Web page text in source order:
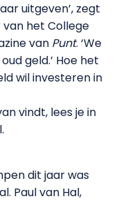
uitgeven’, zegt
het College
van Punt. ‘We
geld.’ Hoe het
wil investeren in
vindt, lees je in
dit jaar was
Paul van Hal,